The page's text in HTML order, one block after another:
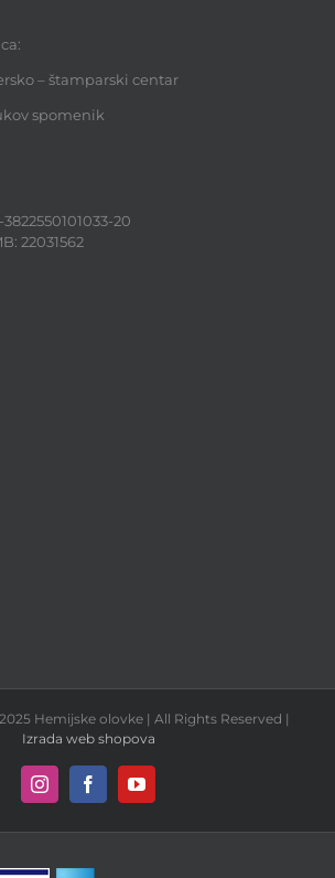
– štamparski centar
spomenik
20
22031562
Hemijske olovke | All Rights Reserved |
Izrada web shopova
InstagramFacebookYouTube